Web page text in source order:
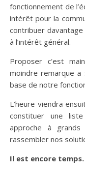
fonctionnement de
intérêt pour la
contribuer
à l’intérêt général.
Proposer c’est
moindre remarque a
base de notre
L’heure viendra
constituer une
approche à
rassembler nos
Il est encore